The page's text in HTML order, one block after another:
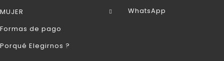
MUJER
Formas de pago
Porqué Elegirnos ?
WhatsApp